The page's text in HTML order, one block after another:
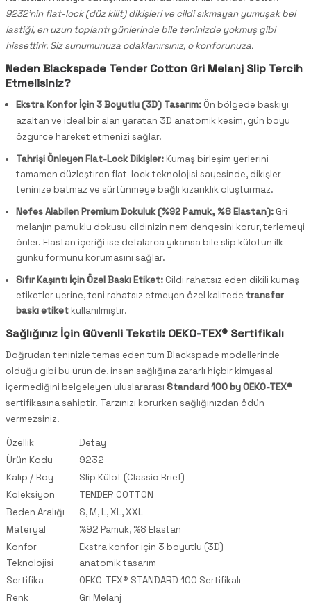
9232’nin flat-lock (düz kilit) dikişleri ve cildi sıkmayan yumuşak bel
lastiği, en uzun toplantı günlerinde bile teninizde yokmuş gibi
hissettirir. Siz sunumunuza odaklanırsınız, o konforunuza.
Neden Blackspade Tender Cotton Gri Melanj Slip Tercih
Etmelisiniz?
Ekstra Konfor İçin 3 Boyutlu (3D) Tasarım: Ön bölgede baskıyı
azaltan ve ideal bir alan yaratan 3D anatomik kesim, gün boyu
özgürce hareket etmenizi sağlar.
Tahrişi Önleyen Flat-Lock Dikişler: Kumaş birleşim yerlerini
tamamen düzleştiren flat-lock teknolojisi sayesinde, dikişler
teninize batmaz ve sürtünmeye bağlı kızarıklık oluşturmaz.
Nefes Alabilen Premium Dokuluk (%92 Pamuk, %8 Elastan): Gri
melanjın pamuklu dokusu cildinizin nem dengesini korur, terlemeyi
önler. Elastan içeriği ise defalarca yıkansa bile slip külotun ilk
günkü formunu korumasını sağlar.
Sıfır Kaşıntı İçin Özel Baskı Etiket: Cildi rahatsız eden dikili kumaş
etiketler yerine, teni rahatsız etmeyen özel kalitede transfer
baskı etiket kullanılmıştır.
Sağlığınız İçin Güvenli Tekstil: OEKO-TEX® Sertifikalı
Doğrudan teninizle temas eden tüm Blackspade modellerinde
olduğu gibi bu ürün de, insan sağlığına zararlı hiçbir kimyasal
içermediğini belgeleyen uluslararası Standard 100 by OEKO-TEX®
sertifikasına sahiptir. Tarzınızı korurken sağlığınızdan ödün
vermezsiniz.
Özellik
Detay
Ürün Kodu
9232
Kalıp / Boy
Slip Külot (Classic Brief)
Koleksiyon
TENDER COTTON
Beden Aralığı
S, M, L, XL, XXL
Materyal
%92 Pamuk, %8 Elastan
Konfor
Teknolojisi
Ekstra konfor için 3 boyutlu (3D)
anatomik tasarım
Sertifika
OEKO-TEX® STANDARD 100 Sertifikalı
Renk
Gri Melanj